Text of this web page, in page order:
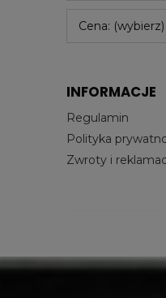
Cena: (wybierz)
INFORMACJE
Regulamin
Polityka
Zwroty i